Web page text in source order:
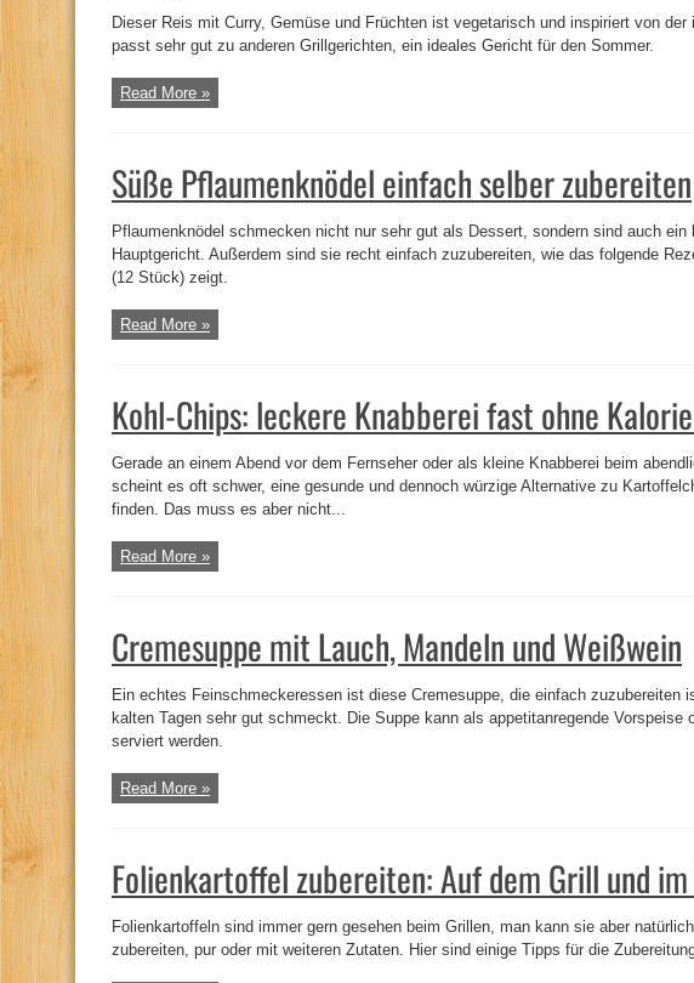
Dieser Reis mit Curry, Gemüse und Früchten ist vegetarisch und inspiriert von
passt sehr gut zu anderen Grillgerichten, ein ideales Gericht für den Sommer.
Read More »
Süße Pflaumenknödel einfach selber zubereiten
Pflaumenknödel schmecken nicht nur sehr gut als Dessert, sondern sind auch ein
Hauptgericht. Außerdem sind sie recht einfach zuzubereiten, wie das folgende
(12 Stück) zeigt.
Read More »
Kohl-Chips: leckere Knabberei fast ohne
Gerade an einem Abend vor dem Fernseher oder als kleine Knabberei beim
scheint es oft schwer, eine gesunde und dennoch würzige Alternative zu
finden. Das muss es aber nicht...
Read More »
Cremesuppe mit Lauch, Mandeln und Weißwein
Ein echtes Feinschmeckeressen ist diese Cremesuppe, die einfach zuzubereiten
kalten Tagen sehr gut schmeckt. Die Suppe kann als appetitanregende Vorspeise
serviert werden.
Read More »
Folienkartoffel zubereiten: Auf dem Grill und
Folienkartoffeln sind immer gern gesehen beim Grillen, man kann sie aber
zubereiten, pur oder mit weiteren Zutaten. Hier sind einige Tipps für die